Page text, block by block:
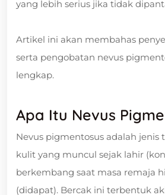
yang lebih serius jika tidak
Artikel ini akan membahas
serta pengobatan nevus
lengkap.
Apa Itu Nevus
Nevus pigmentosus adalah jenis
kulit yang muncul sejak lahir
berkembang saat masa remaja
(didapat). Bercak ini terbentuk